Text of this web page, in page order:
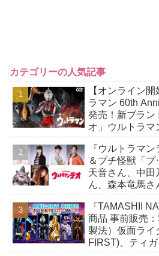
カテゴリーの人気記事
【オンライン
ラマン 60th
発売！新ブラン
オ」ウルトラマ
『ウルトラマ
＆プチ怪獣「
天音さん、中田
ん、森本竜馬さ
『TAMASHII
商品 事前販売
製法）仮面ライ
FIRST)、ティ